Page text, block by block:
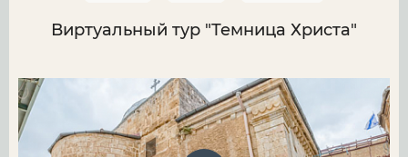
Виртуальный тур "Темница Христа"